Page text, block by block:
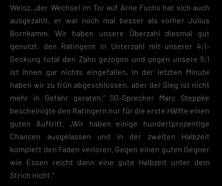
Weisz, „der Wechsel im Tor auf Arne Fuchs hat sich auch
ausgezahlt, er war noch mal besser als vorher Julius
Bornkamm. Wir haben unsere Überzahl diesmal gut
genutzt, den Ratingern in Unterzahl mit unserer 4:1-
Deckung total den Zahn gezogen und gegen unsere 5:1
ist ihnen gar nichts eingefallen, In der letzten Minute
haben wir zu früh abgeschlossen, aber der Sieg ist nicht
mehr in Gefahr geraten.“ SG-Sprecher Marc Steppke
bescheinigte den Ratingern nur für die erste Hälfte einen
guten Auftritt. „Wir haben einige hundertprozentige
Chancen ausgelassen und in der zweiten Halbzeit
komplett den Faden verloren. Gegen einen guten Gegner
wie Essen reicht dann eine gute Halbzeit unter dem
Strich nicht.“